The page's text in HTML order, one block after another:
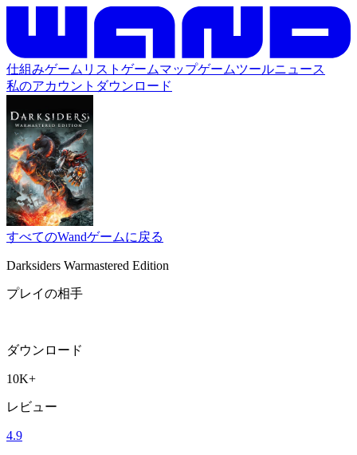
仕組みゲームリスト ゲームマップゲームツールニュース
私のアカウント ダウンロード
すべてのWandゲームに戻る
Darksiders Warmastered Edition
プレイの相手
ダウンロード
10K+
レビュー
4.9